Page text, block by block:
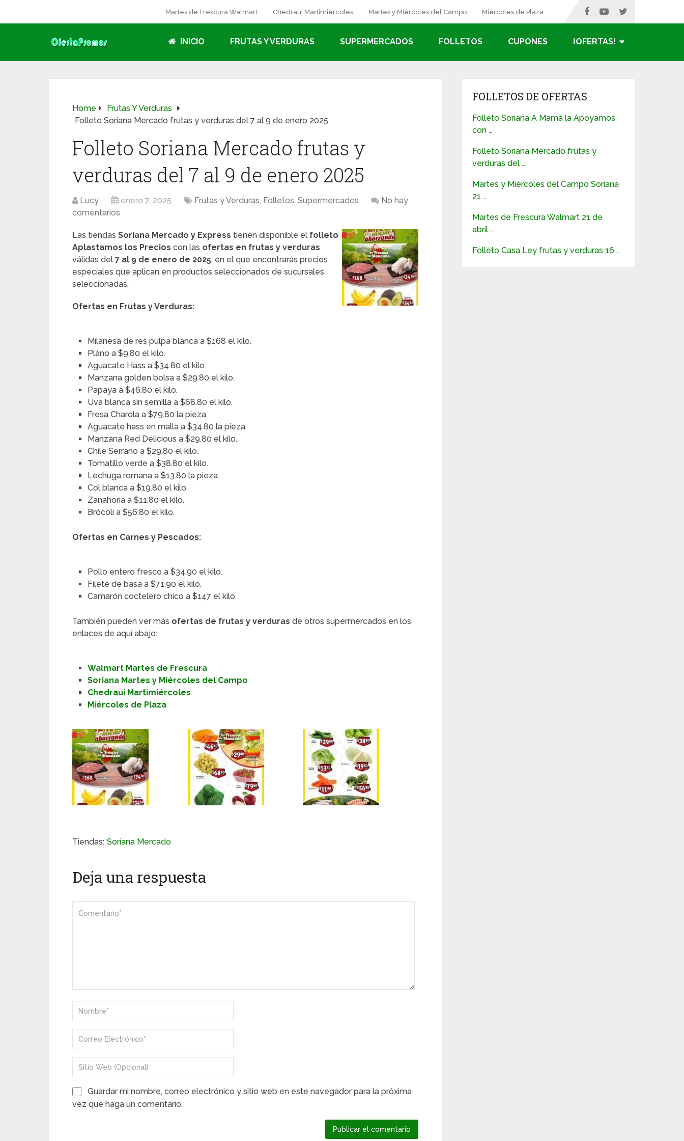
Martes de Frescura Walmart Chedraui Martimiércoles Martes y Miércoles del Campo Miércoles de Plaza
INICIO FRUTAS Y VERDURAS SUPERMERCADOS FOLLETOS CUPONES ¡OFERTAS!
Home
Frutas Y Verduras
Folleto Soriana Mercado frutas y verduras del 7 al 9 de enero 2025
Folleto Soriana Mercado frutas y
verduras del 7 al 9 de enero 2025
Lucy enero 7, 2025 Frutas y Verduras, Folletos, Supermercados
No hay
comentarios
Las tiendas Soriana Mercado y Express tienen disponible el folleto
Aplastamos los Precios con las ofertas en frutas y verduras
válidas del 7 al 9 de enero de 2025, en el que encontrarás precios
especiales que aplican en productos seleccionados de sucursales
seleccionadas.
Ofertas en Frutas y Verduras:
Milanesa de res pulpa blanca a $168 el kilo.
Pláno a $9.80 el kilo.
Aguacate Hass a $34.80 el kilo.
Manzana golden bolsa a $29.80 el kilo.
Papaya a $46.80 el kilo.
Uva blanca sin semilla a $68.80 el kilo.
Fresa Charola a $79.80 la pieza.
Aguacate hass en malla a $34.80 la pieza.
Manzana Red Delicious a $29.80 el kilo.
Chile Serrano a $29.80 el kilo.
Tomatillo verde a $38.80 el kilo.
Lechuga romana a $13.80 la pieza.
Col blanca a $19.80 el kilo.
Zanahoria a $11.80 el kilo.
Brócoli a $56.80 el kilo.
Ofertas en Carnes y Pescados:
Pollo entero fresco a $34.90 el kilo.
Filete de basa a $71.90 el kilo.
Camarón coctelero chico a $147 el kilo.
También pueden ver más ofertas de frutas y verduras de otros supermercados en los
enlaces de aquí abajo:
Walmart Martes de Frescura
Soriana Martes y Miércoles del Campo
Chedraui Martimiércoles
Miércoles de Plaza
Tiendas: Soriana Mercado
Deja una respuesta
Guardar mi nombre, correo electrónico y sitio web en este navegador para la próxima
vez que haga un comentario.
FOLLETOS DE OFERTAS
Folleto Soriana A Mamá la Apoyamos
con …
Folleto Soriana Mercado frutas y
verduras del …
Martes y Miércoles del Campo Soriana
21 …
Martes de Frescura Walmart 21 de
abril …
Folleto Casa Ley frutas y verduras 16 …